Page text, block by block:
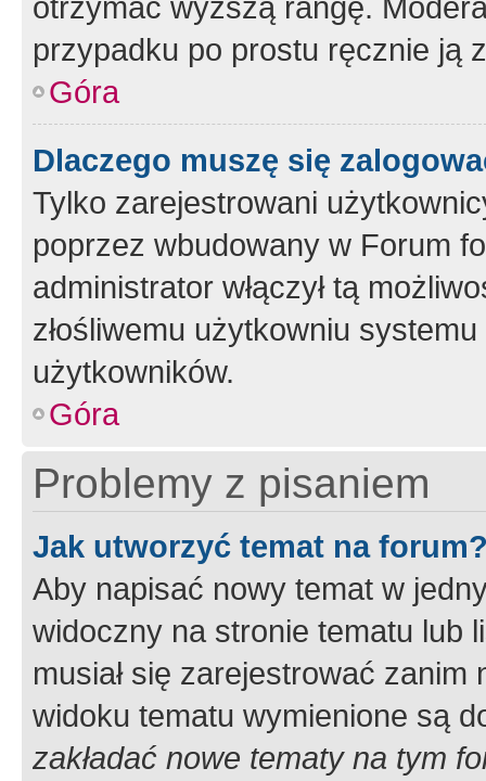
przypadku po prostu ręcznie ją
Góra
Dlaczego muszę się
Tylko zarejestrowani
poprzez wbudowany w Forum
administrator włączył tą
złośliwemu użytkowniu
użytkowników.
Góra
Problemy z pisaniem
Jak utworzyć temat na
Aby napisać nowy temat w
widoczny na stronie tematu lub
musiał się zarejestrować
widoku tematu wymienione są
zakładać nowe tematy na tym